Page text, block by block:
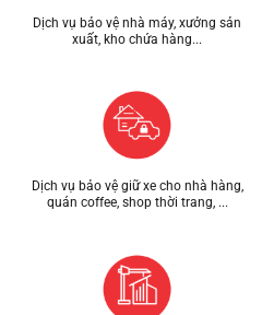
Dịch vụ bảo vệ nhà máy, xưởng sản
xuất, kho chứa hàng...
Dịch vụ bảo vệ giữ xe cho nhà hàng,
quán coffee, shop thời trang, ...